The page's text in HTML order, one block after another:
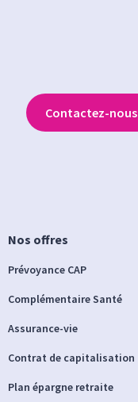
Nos offres
Prévoyance CAP
Complémentaire Santé
Assurance-vie
Contrat de capitalisation
Plan épargne retraite
Contactez-nous